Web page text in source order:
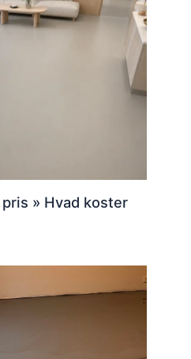
» Hvad koster